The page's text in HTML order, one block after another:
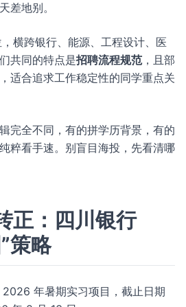
差地别。
横跨银行、能源、工程设计、医
共同的特点是招聘流程规范，且部
适合追求工作稳定性的同学重点关
完全不同，有的拼学历背景，有的
粹看手速。别盲目海投，先看清哪
正：四川银行
策略
年暑期实习项目，截止日期